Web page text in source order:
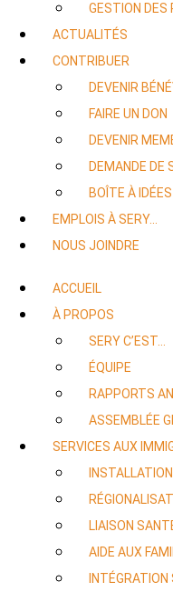
GESTION DES
ACTUALITÉS
CONTRIBUER
DEVENIR
FAIRE UN DON
DEVENIR
DEMANDE DE
BOÎTE À IDÉES
EMPLOIS À SERY…
NOUS JOINDRE
ACCUEIL
À PROPOS
SERY C’EST…
ÉQUIPE
RAPPORTS
ASSEMBLÉE
SERVICES AUX
LIAISON
AIDE AUX
INTÉGRATION